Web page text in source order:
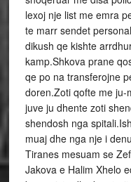
lexoj nje list me emra
te marr sendet
dikush qe kishte
kamp.Shkova prane
qe po na transferojne
doren.Zoti qofte me ju-
juve ju dhente zoti
shendosh nga
muaj dhe nga nje i
Tiranes mesuam se
Jakova e Halim Xhelo